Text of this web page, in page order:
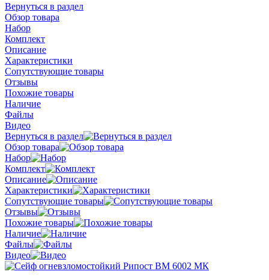
Вернуться в раздел
Обзор товара
Набор
Комплект
Описание
Характеристики
Сопутствующие товары
Отзывы
Похожие товары
Наличие
Файлы
Видео
Вернуться в раздел
Обзор товара
Набор
Комплект
Описание
Характеристики
Сопутствующие товары
Отзывы
Похожие товары
Наличие
Файлы
Видео